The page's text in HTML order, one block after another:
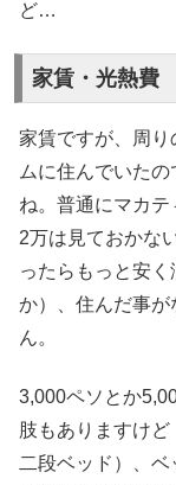
ど…
家賃・光熱費
家賃ですが、周
ムに住んでいた
ね。普通にマカ
2万は見ておかな
ったらもっと安
か）、住んだ事
ん。
3,000ペソとか
肢もありますけど
二段ベッド）、